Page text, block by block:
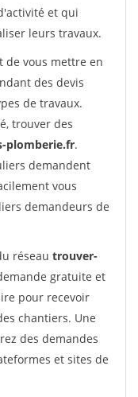
et qui
leurs travaux.
de vous mettre en
des devis
de travaux.
trouver des
plomberie.fr.
demandent
vous
demandeurs de
réseau trouver-
gratuite et
pour recevoir
chantiers. Une
des demandes
et sites de